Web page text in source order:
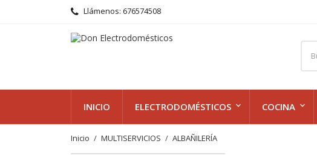
Llámenos: 676574508
INICIO ELECTRODOMÉSTICOS COCINA
Inicio MULTISERVICIOS ALBAÑILERÍA